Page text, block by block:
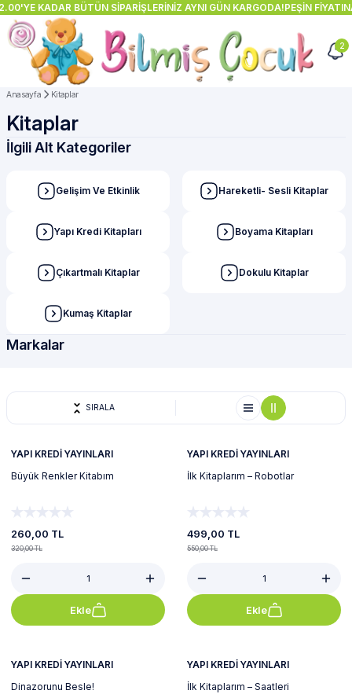
KADAR BÜTÜN SİPARİŞLERİNİZ AYNI GÜN KARGODA!PEŞİN FİYATINA
2
Anasayfa Kitaplar
Kitaplar
İlgili Alt Kategoriler
Gelişim Ve Etkinlik Hareketli- Sesli Kitaplar
Yapı Kredi Kitapları Boyama Kitapları
Çıkartmalı Kitaplar Dokulu Kitaplar
Kumaş Kitaplar
Markalar
SIRALA
%19
YAPI KREDİ YAYINLARI
Büyük Renkler Kitabım
260,00 TL
320,00 TL
Ekle
%9
Yeni
YAPI KREDİ YAYINLARI
İlk Kitaplarım – Robotlar
499,00 TL
550,00 TL
Ekle
YAPI KREDİ YAYINLARI
Dinazorunu Besle!
YAPI KREDİ YAYINLARI
İlk Kitaplarım – Saatleri